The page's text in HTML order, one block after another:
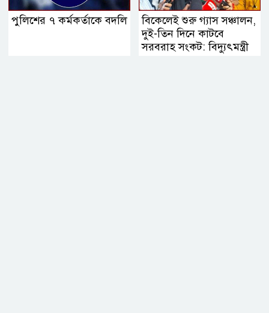
পুলিশের ৭ কর্মকর্তাকে বদলি
বিকেলেই শুরু গ্যাস সঞ্চালন,
দুই-তিন দিনে কাটবে
সরবরাহ সংকট: বিদ্যুৎমন্ত্রী